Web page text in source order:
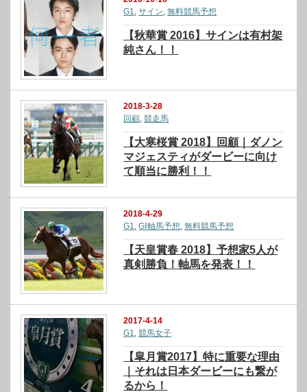
G1,サイン,無料競馬予想
【秋華賞 2016】サインは有村架
純さん！！
2018-3-28
回顧,競走馬
【大寒桜賞 2018】回顧｜ダノン
マジェスティがダービーに向け
て順当に勝利！！
2018-4-29
G1
,GⅠ軸馬予想 ,無料競馬予想
【天皇賞春 2018】予想家5人が
真剣勝負！軸馬を発表！！
2017-4-14
G1,競馬女子
【皐月賞2017】特に重要な理由
｜それは日本ダービーにも繋が
るから！